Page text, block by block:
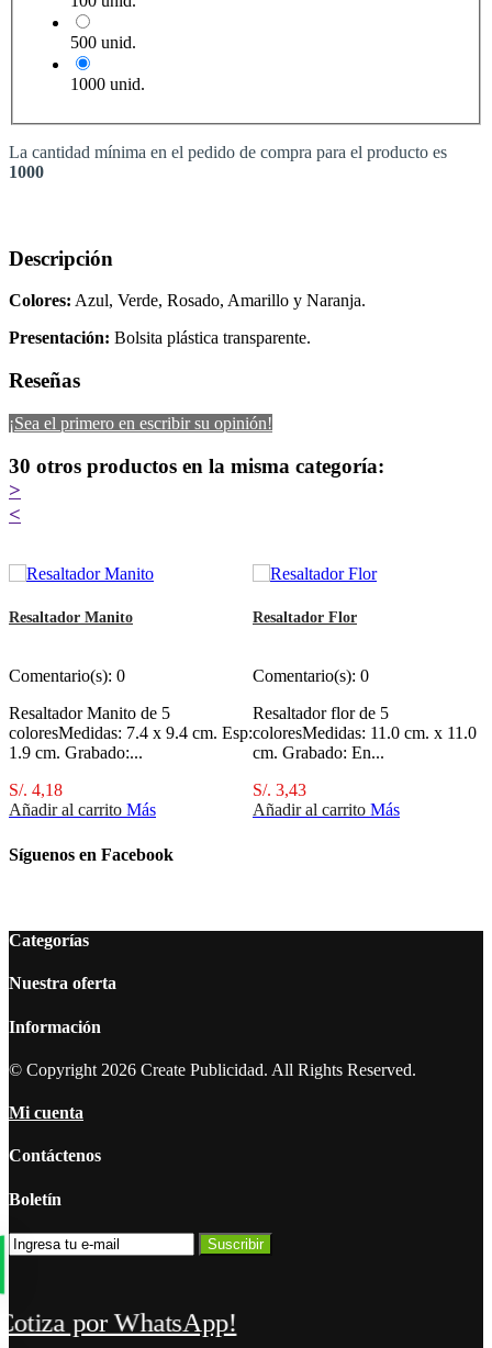
500 unid.
1000 unid.
La cantidad mínima en el pedido de compra para el producto es
1000
Descripción
Colores: Azul, Verde, Rosado, Amarillo y Naranja.
Presentación: Bolsita plástica transparente.
Reseñas
¡Sea el primero en escribir su opinión!
30 otros productos en la misma categoría:
>
<
Resaltador Manito
Comentario(s): 0
Resaltador Manito de 5
coloresMedidas: 7.4 x 9.4 cm. Esp:
1.9 cm. Grabado:...
S/. 4,18
Añadir al carrito Más
Resaltador Flor
Comentario(s): 0
Resaltador flor de 5
coloresMedidas: 11.0 cm. x 11.0
cm. Grabado: En...
S/. 3,43
Añadir al carrito Más
Síguenos en Facebook
Categorías
Nuestra oferta
Información
© Copyright 2026 Create Publicidad. All Rights Reserved.
Mi cuenta
Contáctenos
Boletín
Suscribir
por WhatsApp!